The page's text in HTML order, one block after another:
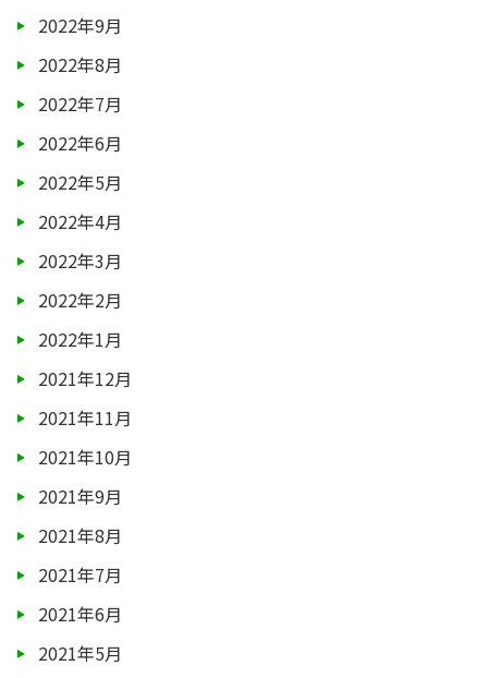
2022年9月
2022年8月
2022年7月
2022年6月
2022年5月
2022年4月
2022年3月
2022年2月
2022年1月
2021年12月
2021年11月
2021年10月
2021年9月
2021年8月
2021年7月
2021年6月
2021年5月